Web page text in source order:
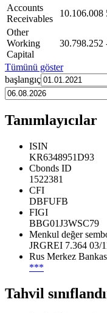
Accounts
Receivables
10.106.008
Other
Working
Capital
30.798.252
Tümünü göster
başlangıç
Tanımlayıcılar
ISIN
KR6348951D93
Cbonds ID
1522381
CFI
DBFUFB
FIGI
BBG01J3WSC79
Menkul değer
JRGREI 7.364 03/
Rus Merkez
***
Tahvil